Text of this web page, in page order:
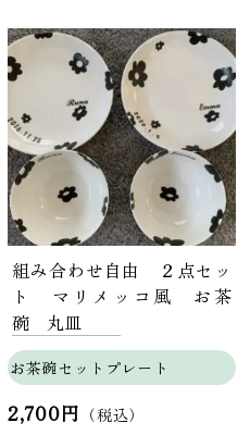
組み合わせ自由 ２点セッ
ト マリメッコ風 お茶
碗 丸皿
お茶碗セットプレート
2,700円 （税込）